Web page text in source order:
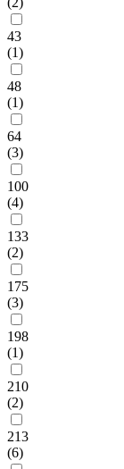
43
(1)
48
(1)
64
(3)
100
(4)
133
(2)
175
(3)
198
(1)
210
(2)
213
(6)